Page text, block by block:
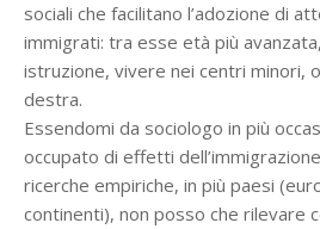
sociali che facilitano l’adozione di
immigrati: tra esse età più
istruzione, vivere nei centri minori,
destra.
Essendomi da sociologo in più
occupato di effetti
ricerche empiriche, in più paesi
continenti), non posso che rilevare